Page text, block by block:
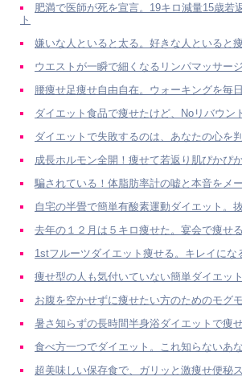
肥満で医師が死を宣言。19キロ減量15歳若
ト
嫌いな人といると太る。好きな人といると
ウエストが一瞬で細くなるリンパマッサー
腰痩せ足痩せ自由自在。ウォーキングを毎
ダイエット食品で痩せたけど、Noリバウン
ダイエットで失敗するのは、あなたの心を
成長ホルモン全開！痩せて若返り肌ぴかぴ
騙されている！体脂肪率計の嘘と本音をメ
自宅の半畳で簡単有酸素運動ダイエット。
去年の１２月は５キロ痩せた。宴会で痩せ
1stフルーツダイエット痩せる。キレイにな
痩せ型の人も気付いていない簡単ダイエッ
お腹を空かせずに痩せたい方のためのモグ
暑さ知らずの長時間半身浴ダイエットで痩
食べ方一つでダイエット。これ知らないあ
超美味しい保存食で、ガリッと激痩せ便秘